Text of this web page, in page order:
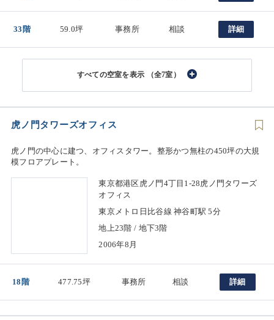
33階 59.0坪 事務所 相談 詳細
（全7室）
虎ノ門タワーズオフィス
虎ノ門の中心に建つ、オフィスタワー。整形かつ無柱の450坪の大規
模フロアプレート。
東京都港区虎ノ門4丁目1-28虎ノ門タワーズ
オフィス
東京メトロ日比谷線 神谷町駅 5分
地上23階 / 地下3階
2006年8月
18階 477.75坪 事務所 相談 詳細